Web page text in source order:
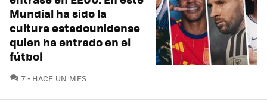
Mundial ha sido la
cultura estadounidense
quien ha entrado en el
fútbol
7COMENTARIOS
HACE UN MES